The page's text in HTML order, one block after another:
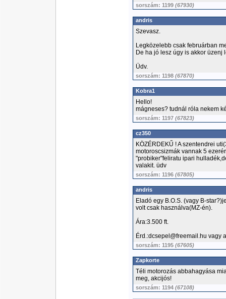
sorszám: 1199 (67930)
andris
Szevasz.
Legközelebb csak februárban
De ha jó lesz úgy is akkor üzenj
Üdv.
sorszám: 1198 (67870)
Kobra1
Hello!
mágneses? tudnál róla nekem
sorszám: 1197 (67823)
cz350
KÖZÉRDEKŰ ! A szentendrei
motoroscsizmák vannak 5
"probiker"feliratu ipari
valakit. üdv
sorszám: 1196 (67805)
andris
Eladó egy B.O.S. (vagy B-
volt csak használva(MZ-én).
Ára:3.500 ft.
Érd.:dcsepel@freemail.hu vagy
sorszám: 1195 (67605)
Zapkorte
Téli motorozás abbahagyása
meg, akcijós!
sorszám: 1194 (67108)